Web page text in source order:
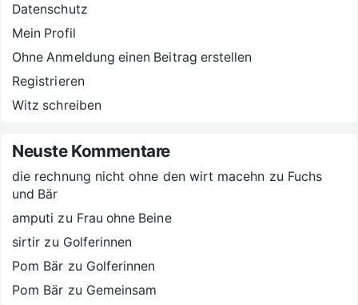
Datenschutz
Mein Profil
Ohne Anmeldung einen Beitrag erstellen
Registrieren
Witz schreiben
Neuste Kommentare
die rechnung nicht ohne den wirt macehn zu Fuchs
und Bär
amputi zu Frau ohne Beine
sirtir zu Golferinnen
Pom Bär zu Golferinnen
Pom Bär zu Gemeinsam